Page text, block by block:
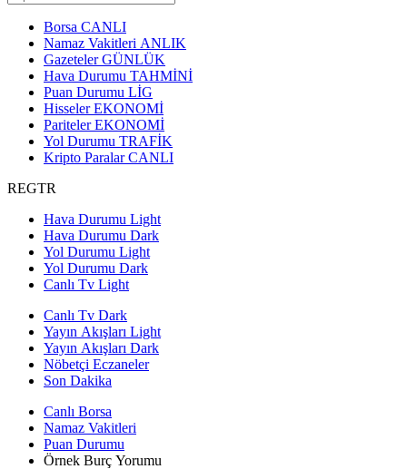
Borsa CANLI
Namaz Vakitleri ANLIK
GazetelerGÜNLÜK
Hava Durumu TAHMİNİ
Puan Durumu LİG
HisselerEKONOMİ
ParitelerEKONOMİ
Yol Durumu TRAFİK
Kripto ParalarCANLI
REGTR
Hava Durumu Light
Hava Durumu Dark
Yol Durumu Light
Yol Durumu Dark
Canlı Tv Light
Canlı Tv Dark
Yayın Akışları Light
Yayın Akışları Dark
Nöbetçi Eczaneler
Son Dakika
Canlı Borsa
Namaz Vakitleri
Puan Durumu
Örnek Burç Yorumu